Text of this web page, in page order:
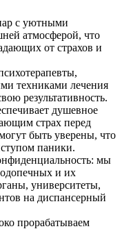
с уютными
атмосферой, что
от страхов и
техниками лечения
результативность.
душевное
страх перед
быть уверены, что
паники.
мы
и их
университеты,
на диспансерный
прорабатываем